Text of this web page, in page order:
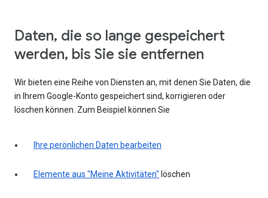
Daten, die so lange gespeichert
werden, bis Sie sie entfernen
Wir bieten eine Reihe von Diensten an, mit denen Sie Daten, die
in Ihrem Google-Konto gespeichert sind, korrigieren oder
löschen können. Zum Beispiel können Sie
Ihre perönlichen Daten bearbeiten
Elemente aus "Meine Aktivitäten" löschen